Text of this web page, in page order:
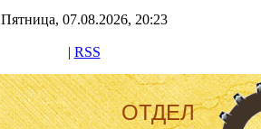
Пятница, 07.08.2026, 20:23
| RSS
ОТДЕЛ